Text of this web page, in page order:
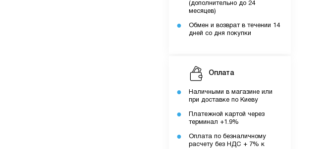
(дополнительно до 24
месяцев)
Обмен и возврат в течении 14
дней со дня покупки
Оплата
Наличными в магазине или
при доставке по Киеву
Платежной картой через
терминал +1.9%
Оплата по безналичному
расчету без НДС + 7% к